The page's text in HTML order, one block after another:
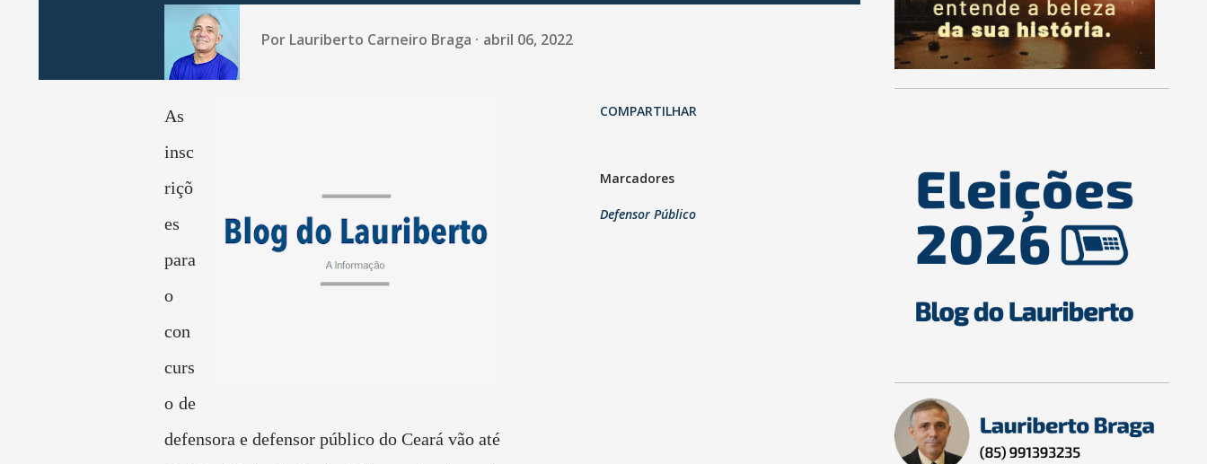
Por Lauriberto Carneiro Braga abril 06, 2022
As
insc
riçõ
es
para
o
con
curs
o de
defensora e defensor público do Ceará vão até
COMPARTILHAR
Marcadores
Defensor Público